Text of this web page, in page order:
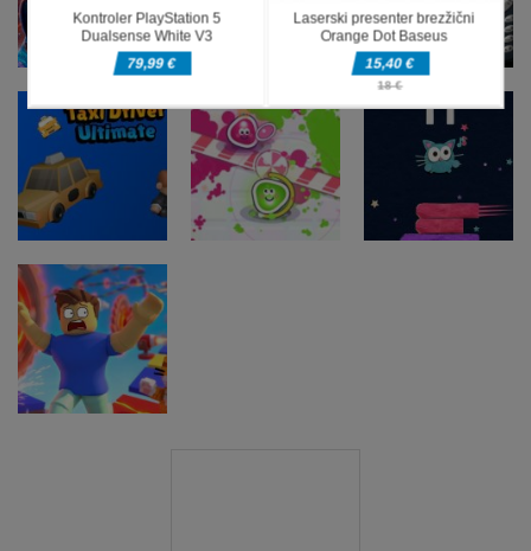
Adventures
Monster
showdown
Arkadne igre
Stickboy War
Arkadne igre
The Greedy
Crow
Arkadne igre
Nokia 3310
Arkadne igre
Taxi Driver
Ultimate